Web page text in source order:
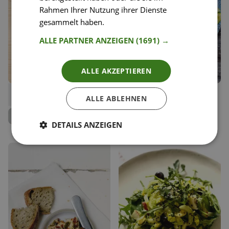
Speichern
Eiernockerl mit Salat
Team Happy Plates
21
Liken
Speichern
Quinoa-Feta Patties
Mimilicious
Rahmen Ihrer Nutzung ihrer Dienste
gesammelt haben.
ALLE PARTNER ANZEIGEN(1691) →
ALLE AKZEPTIEREN
ALLE ABLEHNEN
DETAILS ANZEIGEN